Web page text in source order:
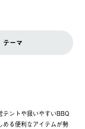
テーマ
テントや扱いやすいBBQ
める便利なアイテムが勢